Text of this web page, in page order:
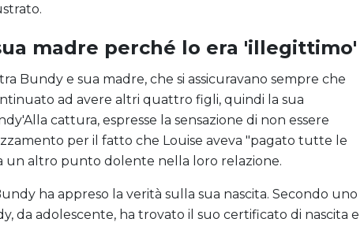
madre perché lo era 'illegittimo'
Bundy e sua madre, che si assicuravano sempre che
ad avere altri quattro figli, quindi la sua
cattura, espresse la sensazione di non essere
per il fatto che Louise aveva "pagato tutte le
un altro punto dolente nella loro relazione.
ha appreso la verità sulla sua nascita. Secondo uno
da adolescente, ha trovato il suo certificato di nascita e